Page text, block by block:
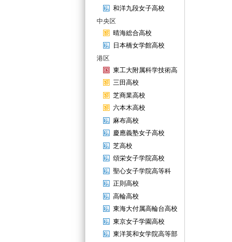
和洋九段女子高校
中央区
晴海総合高校
日本橋女学館高校
港区
東工大附属科学技術高
三田高校
芝商業高校
六本木高校
麻布高校
慶應義塾女子高校
芝高校
頌栄女子学院高校
聖心女子学院高等科
正則高校
高輪高校
東海大付属高輪台高校
東京女子学園高校
東洋英和女学院高等部